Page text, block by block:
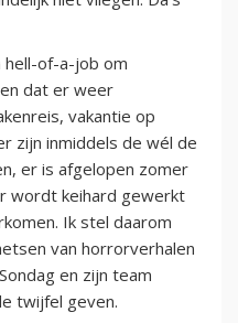
hell-of-a-job om
dat er weer
vakantie op
zijn inmiddels de wél de
er is afgelopen zomer
wordt keihard gewerkt
Ik stel daarom
van horrorverhalen
en zijn team
twijfel geven.